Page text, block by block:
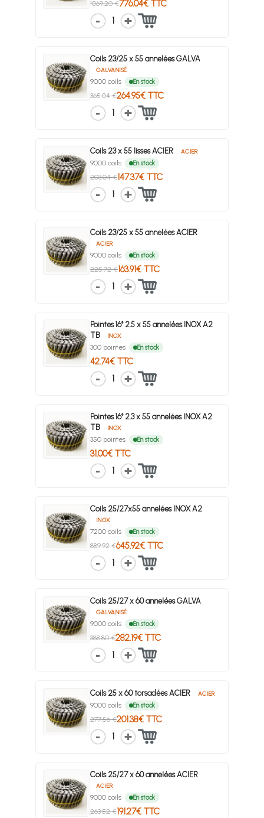
1069.20 €776.04€ TTC
1
Coils 23/25 x 55 annelées GALVA
GALVANISÉ
9000 coils En stock
365.04 €264.95€ TTC
1
Coils 23 x 55 lisses ACIER ACIER
9000 coils En stock
203.04 €147.37€ TTC
1
Coils 23/25 x 55 annelées ACIER
ACIER
9000 coils En stock
225.72 €163.91€ TTC
1
Pointes 16° 2.5 x 55 annelées INOX A2
TB
INOX
300 pointes En stock
42.74€ TTC
1
Pointes 16° 2.3 x 55 annelées INOX A2
TB
INOX
350 pointes En stock
31.00€ TTC
1
Coils 25/27x55 annelées INOX A2
INOX
7200 coils En stock
889.92 €645.92€ TTC
1
Coils 25/27 x 60 annelées GALVA
GALVANISÉ
9000 coils En stock
388.80 €282.19€ TTC
1
Coils 25 x 60 torsadées ACIER ACIER
9000 coils En stock
277.56 €201.38€ TTC
1
Coils 25/27 x 60 annelées ACIER
ACIER
9000 coils En stock
263.52 €191.27€ TTC